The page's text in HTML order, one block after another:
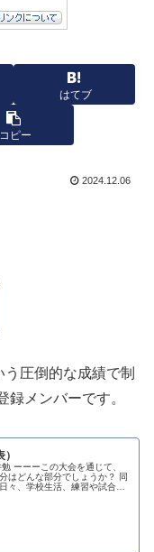
はてブ
コピー
2024.12.06
圧倒的な成績で制
録メンバーです。
ーーーこの大会を通じて、
はどんな部分でしょうか？ 同
々、学校生活、練習や試合を